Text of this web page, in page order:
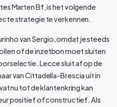
Marten Bf, is het volgende
strategie te verkennen.
van Sergio, omdat je steeds
of de inzetbon moet sluiten
Lecce sluit af op de
van Cittadella-Brescia uit in
nu tot de klantenkring kan
positief of constructief. Als